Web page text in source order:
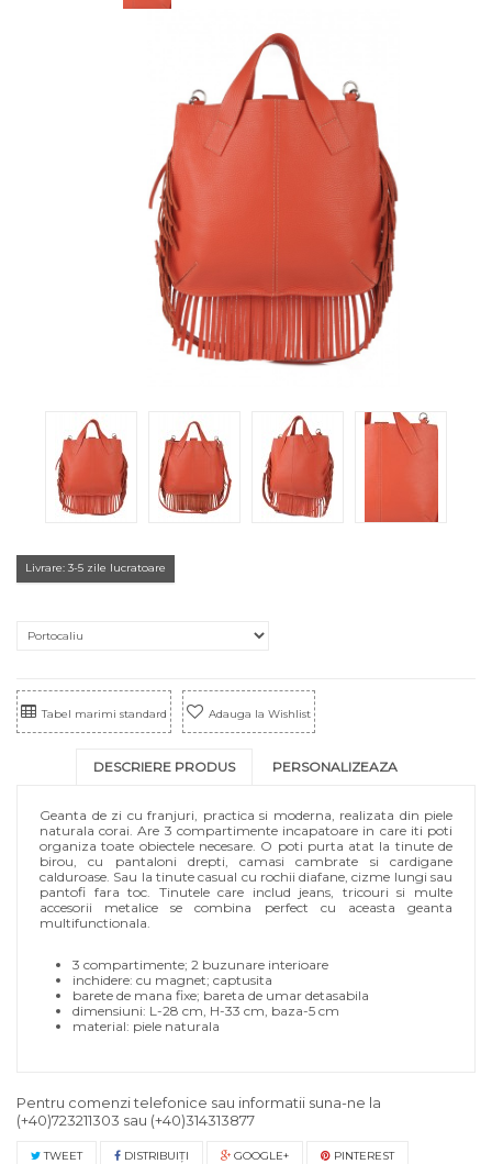
Livrare: 3-5 zile lucratoare
Tabel marimi standard Adauga la Wishlist
DESCRIERE PRODUS PERSONALIZEAZA
Geanta de zi cu franjuri, practica si moderna, realizata din piele
naturala corai. Are 3 compartimente incapatoare in care iti poti
organiza toate obiectele necesare. O poti purta atat la tinute de
birou, cu pantaloni drepti, camasi cambrate si cardigane
calduroase. Sau la tinute casual cu rochii diafane, cizme lungi sau
pantofi fara toc. Tinutele care includ jeans, tricouri si multe
accesorii metalice se combina perfect cu aceasta geanta
multifunctionala.
3 compartimente; 2 buzunare interioare
inchidere: cu magnet; captusita
barete de mana fixe; bareta de umar detasabila
dimensiuni: L-28 cm, H-33 cm, baza-5 cm
material: piele naturala
Pentru comenzi telefonice sau informatii suna-ne la
(+40)723211303 sau (+40)314313877
TWEET DISTRIBUIŢI GOOGLE+ PINTEREST